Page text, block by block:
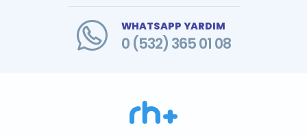
WHATSAPP YARDIM
0 (532) 365 01 08